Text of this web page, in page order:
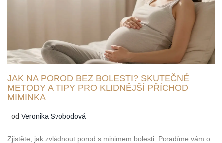
JAK NA POROD BEZ BOLESTI? SKUTEČNÉ
METODY A TIPY PRO KLIDNĚJŠÍ PŘÍCHOD
MIMINKA
odVeronika Svobodová
Zjistěte, jak zvládnout porod s minimem bolesti. Poradíme vám o